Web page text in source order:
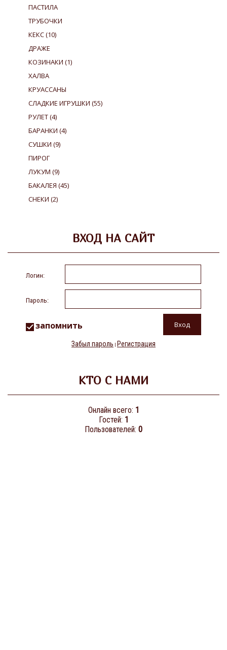
ПАСТИЛА
ТРУБОЧКИ
КЕКС(10)
ДРАЖЕ
КОЗИНАКИ (1)
ХАЛВА
КРУАССАНЫ
СЛАДКИЕ ИГРУШКИ (55)
РУЛЕТ(4)
БАРАНКИ (4)
СУШКИ (9)
ПИРОГ
ЛУКУМ (9)
БАКАЛЕЯ (45)
СНЕКИ (2)
ВХОД НА САЙТ
Логин:
Пароль:
запомнить
Забыл пароль | Регистрация
КТО С НАМИ
Онлайн всего: 1
Гостей: 1
Пользователей: 0